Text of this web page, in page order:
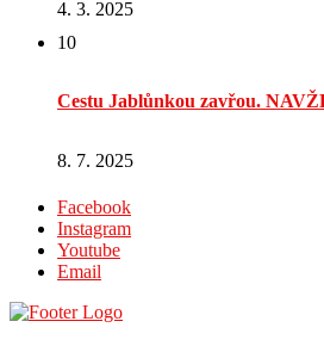
4. 3. 2025
10
Cestu Jablůnkou zavřou.
8. 7. 2025
Facebook
Instagram
Youtube
Email